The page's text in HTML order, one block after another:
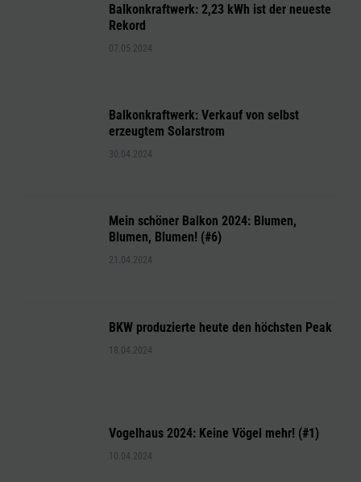
Balkonkraftwerk: 2,23 kWh ist der neueste
Rekord
07.05.2024
Balkonkraftwerk: Verkauf von selbst
erzeugtem Solarstrom
30.04.2024
Mein schöner Balkon 2024: Blumen,
Blumen, Blumen! (#6)
21.04.2024
BKW produzierte heute den höchsten Peak
18.04.2024
Vogelhaus 2024: Keine Vögel mehr! (#1)
10.04.2024